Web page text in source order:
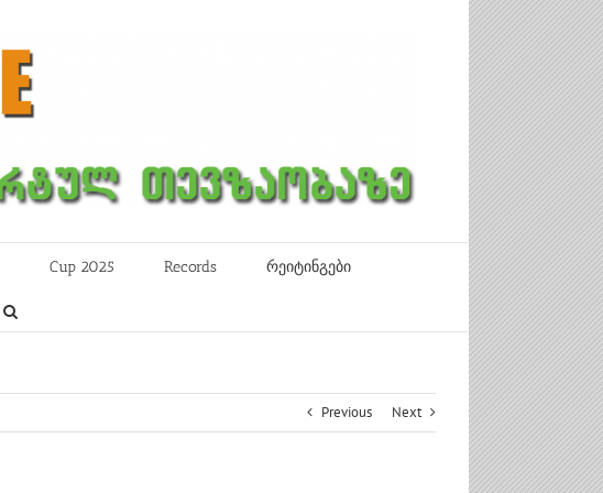
Cup 2025 Records რეიტინგები
Previous Next